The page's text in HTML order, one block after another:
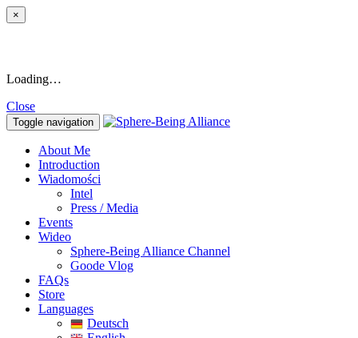
×
Loading…
Close
Toggle navigation
About Me
Introduction
Wiadomości
Intel
Press / Media
Events
Wideo
Sphere-Being Alliance Channel
Goode Vlog
FAQs
Store
Languages
Deutsch